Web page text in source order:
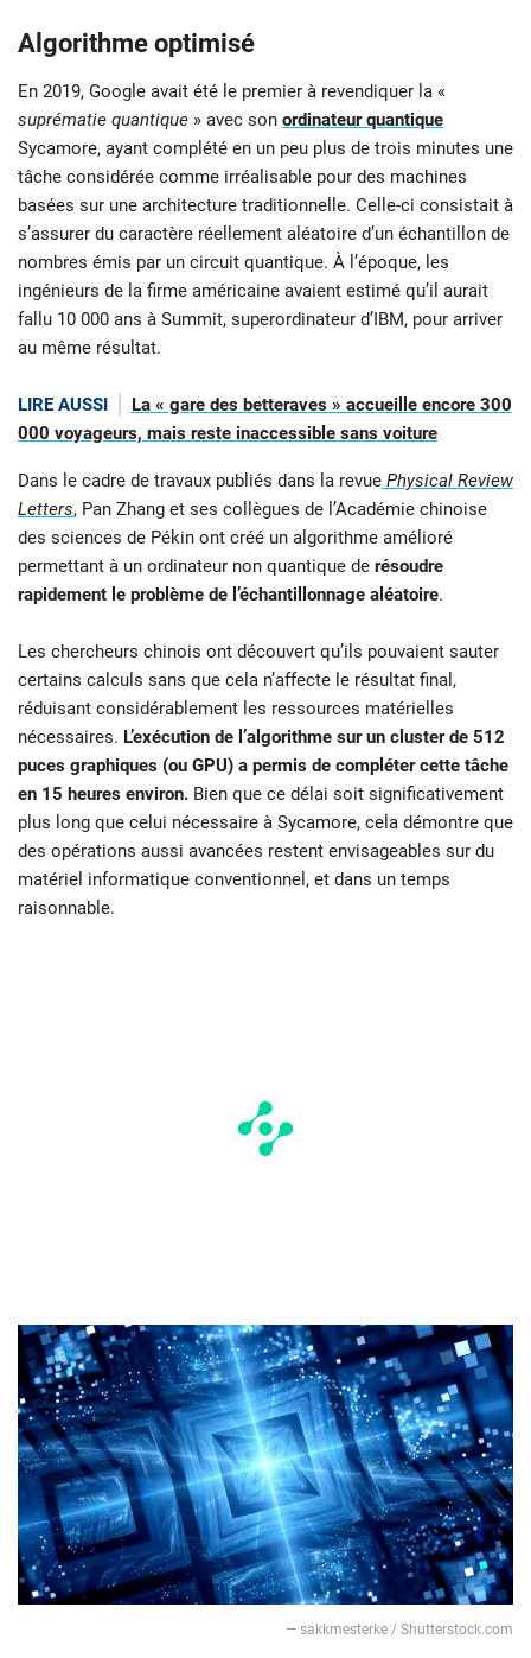
Algorithme optimisé
En 2019, Google avait été le premier à revendiquer la «
suprématie quantique » avec son ordinateur quantique
Sycamore, ayant complété en un peu plus de trois minutes une
tâche considérée comme irréalisable pour des machines
basées sur une architecture traditionnelle. Celle-ci consistait à
s’assurer du caractère réellement aléatoire d’un échantillon de
nombres émis par un circuit quantique. À l’époque, les
ingénieurs de la firme américaine avaient estimé qu’il aurait
fallu 10 000 ans à Summit, superordinateur d’IBM, pour arriver
au même résultat.
LIRE AUSSI
La « gare des betteraves » accueille encore 300
000 voyageurs, mais reste inaccessible sans voiture
Dans le cadre de travaux publiés dans la revue Physical Review
Letters, Pan Zhang et ses collègues de l’Académie chinoise
des sciences de Pékin ont créé un algorithme amélioré
permettant à un ordinateur non quantique de résoudre
rapidement le problème de l’échantillonnage aléatoire.
Les chercheurs chinois ont découvert qu’ils pouvaient sauter
certains calculs sans que cela n’affecte le résultat final,
réduisant considérablement les ressources matérielles
nécessaires. L’exécution de l’algorithme sur un cluster de 512
puces graphiques (ou GPU) a permis de compléter cette tâche
en 15 heures environ. Bien que ce délai soit significativement
plus long que celui nécessaire à Sycamore, cela démontre que
des opérations aussi avancées restent envisageables sur du
matériel informatique conventionnel, et dans un temps
raisonnable.
— sakkmesterke / Shutterstock.com